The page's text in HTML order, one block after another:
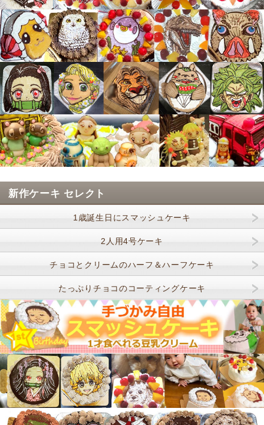
新作ケーキ セレクト
1歳誕生日にスマッシュケーキ
2人用4号ケーキ
チョコとクリームのハーフ＆ハーフケーキ
たっぷりチョコのコーティングケーキ